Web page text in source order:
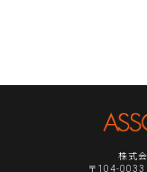
株式
〒104-0033